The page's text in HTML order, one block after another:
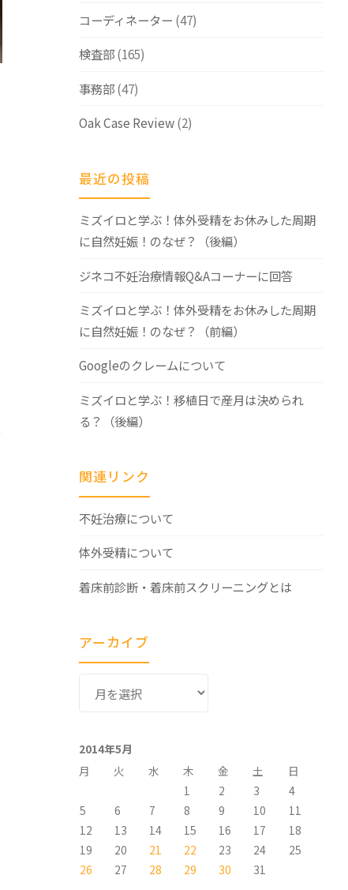
コーディネーター (47)
検査部(165)
事務部(47)
Oak Case Review(2)
最近の投稿
ミズイロと学ぶ！体外受精をお休みした周期
に自然妊娠！のなぜ？（後編）
ジネコ不妊治療情報Q&Aコーナーに回答
ミズイロと学ぶ！体外受精をお休みした周期
に自然妊娠！のなぜ？（前編）
Googleのクレームについて
ミズイロと学ぶ！移植日で産月は決められ
る？（後編）
関連リンク
不妊治療について
体外受精について
着床前診断・着床前スクリーニングとは
アーカイブ
イ
ブ
2014年5月
月
火 水 木 金 土
日
1
2 3
4
5
6 7 8 9 10
11
12
13 14 15 16 17
18
19
20 21 22 23 24
25
26
27 28 29 30 31